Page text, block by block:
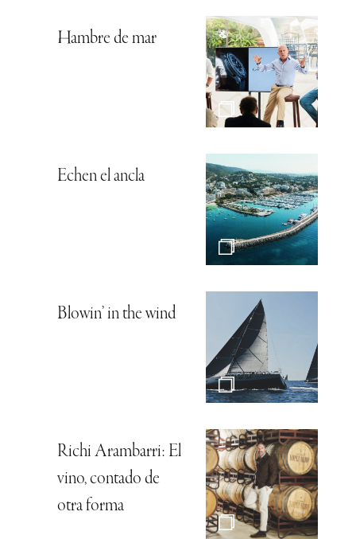
Hambre de mar
Echen el ancla
Blowin’ in the wind
Richi Arambarri: El
vino, contado de
otra forma